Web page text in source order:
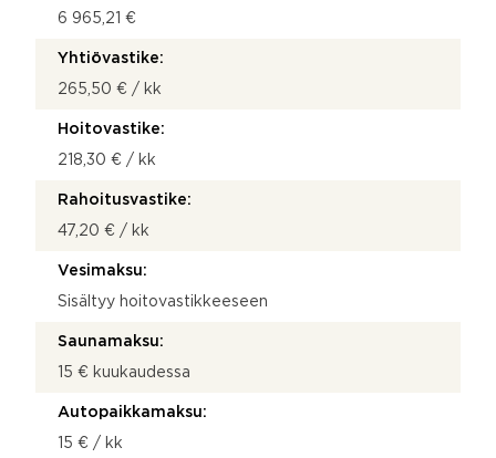
6 965,21 €
Yhtiövastike:
265,50 € / kk
Hoitovastike:
218,30 € / kk
Rahoitusvastike:
47,20 € / kk
Vesimaksu:
Sisältyy hoitovastikkeeseen
Saunamaksu:
15 € kuukaudessa
Autopaikkamaksu:
15 € / kk